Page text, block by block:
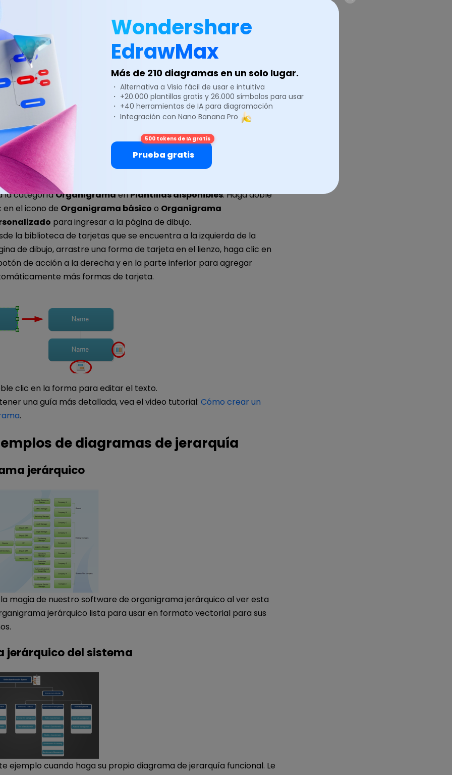
del diagrama de jerarquía funcional. En primer lugar, antes de
sistema, es vital contar con un plan detallado. Debe definir cuántas
incluye y cuáles son los componentes. En segundo lugar, se
diagrama de jerarquía funcional para descomponer funciones y
jerárquicas entre las funciones y subfunciones.
un diagrama de jerarquía
un diagrama de jerarquía funcional es pan comido. Con formas
y funciones de conexión automática, puede terminar un diagrama
de calidad en solo minutos. Aquí están los pasos básicos:
Edraw.
la categoríaOrganigramaenPlantillas disponibles. Haga doble
en el icono de Organigrama básico o Organigrama
para ingresar a la página de dibujo.
la biblioteca de tarjetas que se encuentra a la izquierda de la
de dibujo, arrastre una forma de tarjeta en el lienzo, haga clic en
de acción a la derecha y en la parte inferior para agregar
más formas de tarjeta.
clic en la forma para editar el texto.
una guía más detallada, vea el video tutorial: Cómo crear un
.
de diagramas de jerarquía
jerárquico
magia de nuestro software de organigrama jerárquico al ver esta
jerárquico lista para usar en formato vectorial para sus
jerárquico del sistema
ejemplo cuando haga su propio diagrama de jerarquía funcional. Le
Wondershare
EdrawMax
Más de 210 diagramas en un solo lugar.
・ Alternativa a Visio fácil de usar e intuitiva
・ +20.000 plantillas gratis y 26.000 símbolos para usar
・ +40 herramientas de IA para diagramación
・ Integración con Nano Banana Pro
500 tokens de IA gratis
Prueba gratis